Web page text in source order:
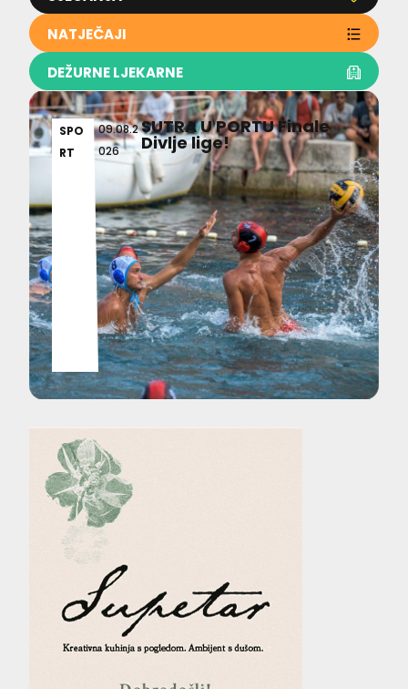
NATJEČAJI
DEŽURNE LJEKARNE
SPO
RT
09.08.2
026
SUTRA U PORTU Finale
Divlje lige!